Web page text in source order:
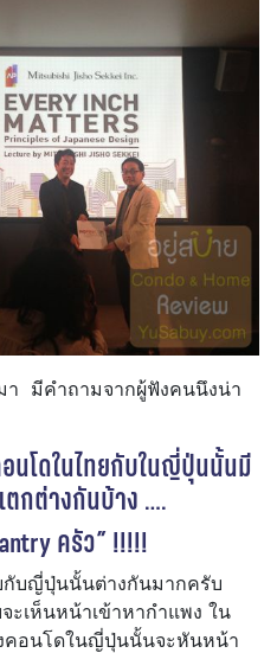
า มีคำถามจากผู้ฟังคนนึงน่า
นโดในไทยกับในญี่ปุ่นนั้นมี
ตกต่างกันบ้าง ….
ครัว” !!!!!
กับญี่ปุ่นนั้นต่างกันมากครับ
ะเห็นหน้าเข้าหากำแพง ใน
อนโดในญี่ปุ่นนั้นจะหันหน้า